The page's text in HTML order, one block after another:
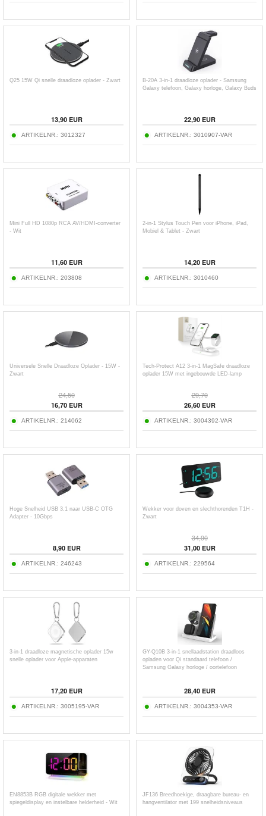
Q25 15W Qi snelle draadloze oplader - Zwart
13,90EUR
ARTIKELNR.: 3012327
B-20A 3-in-1 draadloze oplader - Samsung
Galaxy telefoon, Galaxy horloge, Galaxy Buds
22,90EUR
ARTIKELNR.: 3010907-VAR
Mini Full HD 1080p RCA AV/HDMI-converter
- Wit
11,60EUR
ARTIKELNR.: 203808
2-in-1 Stylus Touch Pen voor iPhone, iPad,
Mobiel & Tablet - Zwart
14,20EUR
ARTIKELNR.: 3010460
Universele Snelle Draadloze Oplader - 15W -
Zwart
24,50
16,70EUR
ARTIKELNR.: 214062
Tech-Protect A12 3-in-1 MagSafe draadloze
oplader 15W met ingebouwde LED-lamp
29,70
26,60EUR
ARTIKELNR.: 3004392-VAR
Hoge Snelheid USB 3.1 naar USB-C OTG
Adapter - 10Gbps
8,90EUR
ARTIKELNR.: 246243
Wekker voor doven en slechthorenden T1H -
Zwart
34,90
31,00EUR
ARTIKELNR.: 229564
3-in-1 draadloze magnetische oplader 15w
snelle oplader voor Apple-apparaten
17,20EUR
ARTIKELNR.: 3005195-VAR
GY-Q10B 3-in-1 snellaadstation draadloos
opladen voor Qi standaard telefoon /
Samsung Galaxy horloge / oortelefoon
28,40EUR
ARTIKELNR.: 3004353-VAR
EN8853B RGB digitale wekker met
spiegeldisplay en instelbare helderheid - Wit
JF136 Breedhoekige, draagbare bureau- en
hangventilator met 199 snelheidsniveaus